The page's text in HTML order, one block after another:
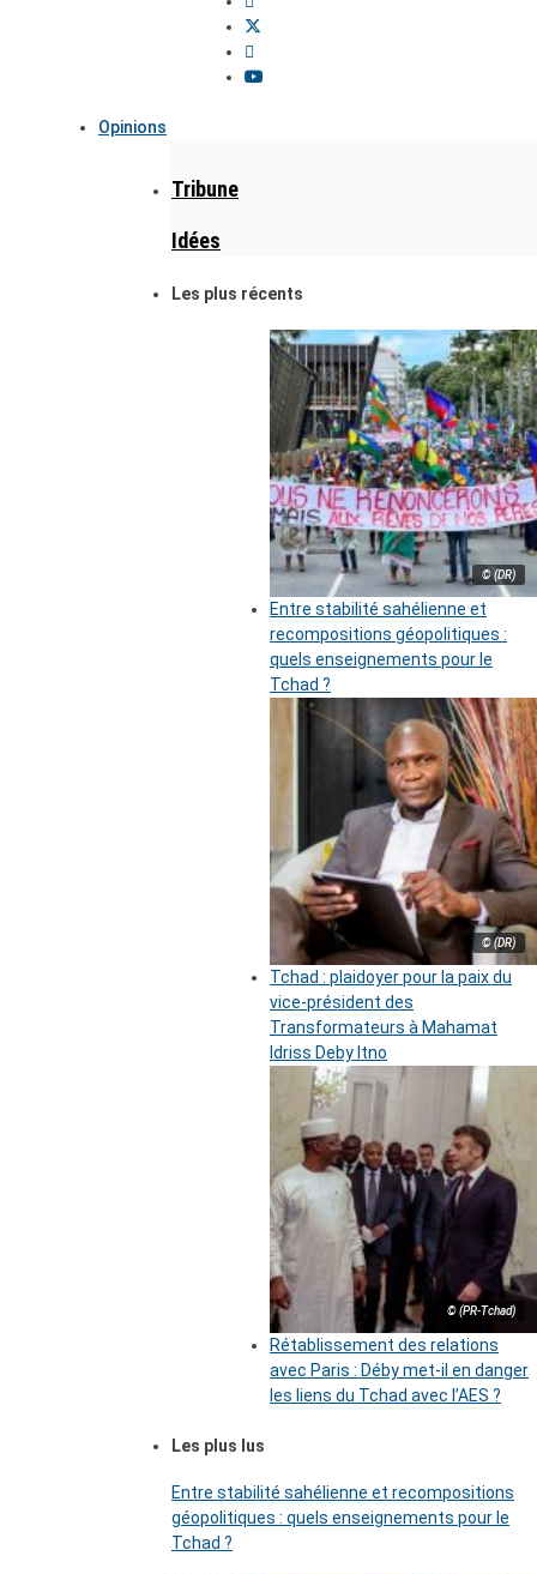
Opinions
Tribune
Idées
Les plus récents
© (DR)
Entre stabilité sahélienne et
recompositions géopolitiques :
quels enseignements pour le
Tchad ?
© (DR)
Tchad : plaidoyer pour la paix du
vice-président des
Transformateurs à Mahamat
Idriss Deby Itno
© (PR-Tchad)
Rétablissement des relations
avec Paris : Déby met-il en danger
les liens du Tchad avec l’AES ?
Les plus lus
Entre stabilité sahélienne et recompositions
géopolitiques : quels enseignements pour le
Tchad ?